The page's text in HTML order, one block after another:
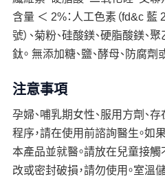
含量 ＜ 2%：人工色素（fd&c 藍
號）、菊粉、硅酸鎂、硬脂酸鎂、
鈦。 無添加糖、鹽、酵母、防腐劑
注意事項
孕婦、哺乳期女性、服用方劑、
程序，請在使用前諮詢醫生。如
本產品並就醫。請放在兒童接
改或密封破損，請勿使用。室溫儲